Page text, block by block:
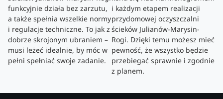
funkcyjnie działa bez zarzutu,
a także spełnia wszelkie normy
i regulacje techniczne. To jak z
dobrze skrojonym ubraniem –
musi leżeć idealnie, by móc w
pełni spełniać swoje zadanie.
i każdym etapem realizacji
przydomowej oczyszczalni
ścieków Julianów-Marysin-
Rogi. Dzięki temu możesz mieć
pewność, że wszystko będzie
przebiegać sprawnie i zgodnie
z planem.